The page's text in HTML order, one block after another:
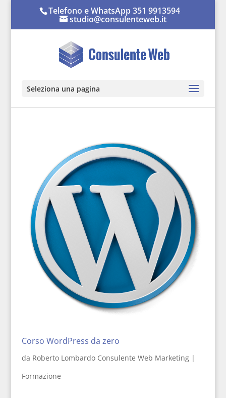
Telefono e WhatsApp 351 9913594
studio@consulenteweb.it
Seleziona una pagina
Corso WordPress da zero
da Roberto Lombardo Consulente Web Marketing|
Formazione